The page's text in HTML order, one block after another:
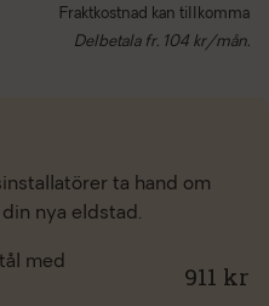
Fraktkostnad kan tillkomma
Delbetala fr. 104 kr/mån.
ta hand om
nya eldstad.
med
911 kr